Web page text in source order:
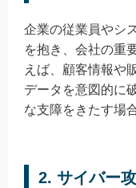
企業の従業員やシ
を抱き、会社の重
えば、顧客情報や
データを意図的に
な支障をきたす場
2. サイバー